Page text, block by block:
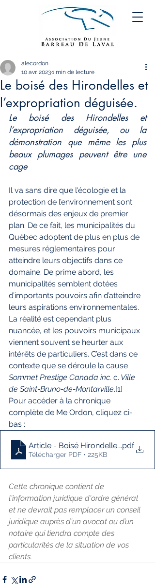
Le boisé des Hirondelles et
l’expropriation déguisée.
alecordon
10 avr. 20231 min de lecture
Le boisé des Hirondelles et
l’expropriation déguisée, ou la
démonstration que même les plus
beaux plumages peuvent être une
cage
Il va sans dire que l'écologie et la
protection de l’environnement sont
désormais des enjeux de premier
plan. De ce fait, les municipalités du
Québec adoptent de plus en plus de
mesures réglementaires pour
atteindre leurs objectifs dans ce
domaine. De prime abord, les
municipalités semblent dotées
d’importants pouvoirs afin d’atteindre
leurs aspirations environnementales.
La réalité est cependant plus
nuancée, et les pouvoirs municipaux
viennent souvent se heurter aux
intérêts de particuliers. C’est dans ce
contexte que se déroule la cause
Sommet Prestige Canada inc. c. Ville
de Saint-Bruno-de-Montarville.[1]
Pour accéder à la chronique
complète de Me Ordon, cliquez ci-
bas :
Article - Boisé Hirondelles.pdf
Télécharger PDF • 225KB
Cette chronique contient de
l'information juridique d'ordre général
et ne devrait pas remplacer un conseil
juridique auprès d'un avocat ou d’un
notaire qui tiendra compte des
particularités de la situation de vos
clients.